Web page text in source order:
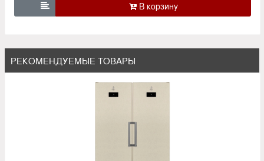

РЕКОМЕНДУЕМЫЕ ТОВАРЫ